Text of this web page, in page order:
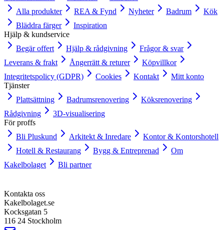
Alla produkter
REA & Fynd Nyheter Badrum
Kök
Bläddra färger
Inspiration
Hjälp & kundservice
Begär offert
Hjälp & rådgivning
Frågor & svar
Leverans & frakt
Ångerrätt & returer
Köpvillkor
Integritetspolicy (GDPR)
Cookies Kontakt
Mitt konto
Tjänster
Plattsättning
Badrumsrenovering
Köksrenovering
Rådgivning
3D-visualisering
För proffs
Bli Pluskund
Arkitekt & Inredare
Kontor & Kontorshotell
Hotell & Restaurang
Bygg & Entreprenad
Om
Kakelbolaget
Bli partner
Kontakta oss
Kakelbolaget.se
Kocksgatan 5
116 24 Stockholm